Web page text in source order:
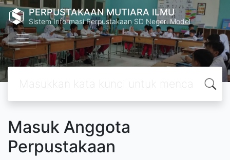
PERPUSTAKAAN MUTIARA ILMU
Sistem Informasi Perpustakaan SD Negeri Model
Masuk Anggota
Perpustakaan